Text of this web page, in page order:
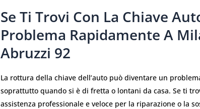
Se Ti Trovi Con La Chiave
Problema Rapidamente A
Abruzzi 92
La rottura della chiave dell’auto può diventare un
soprattutto quando si è di fretta o lontani da casa. Se ti
assistenza professionale e veloce per la riparazione o la